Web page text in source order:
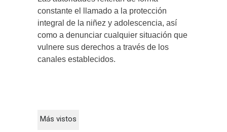
constante el llamado a la protección
integral de la niñez y adolescencia, así
como a denunciar cualquier situación que
vulnere sus derechos a través de los
canales establecidos.
Más vistos